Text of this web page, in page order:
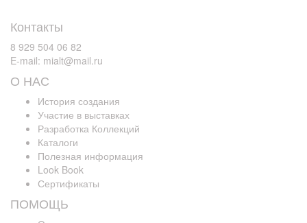
Контакты
8 929 504 06 82
E-mail: mialt@mail.ru
О НАС
История создания
Участие в выставках
Разработка Коллекций
Каталоги
Полезная информация
Look Book
Сертификаты
ПОМОЩЬ